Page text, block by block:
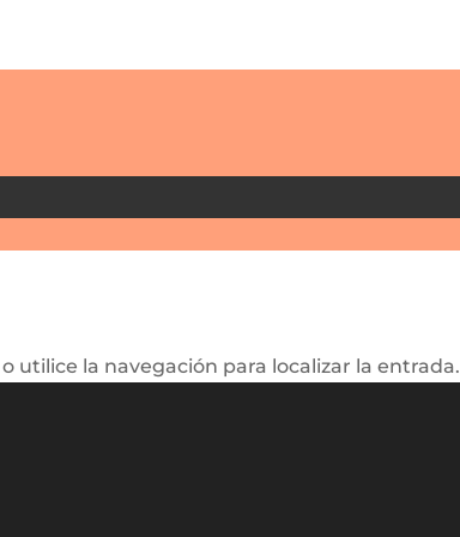
utilice la navegación para localizar la entrada.